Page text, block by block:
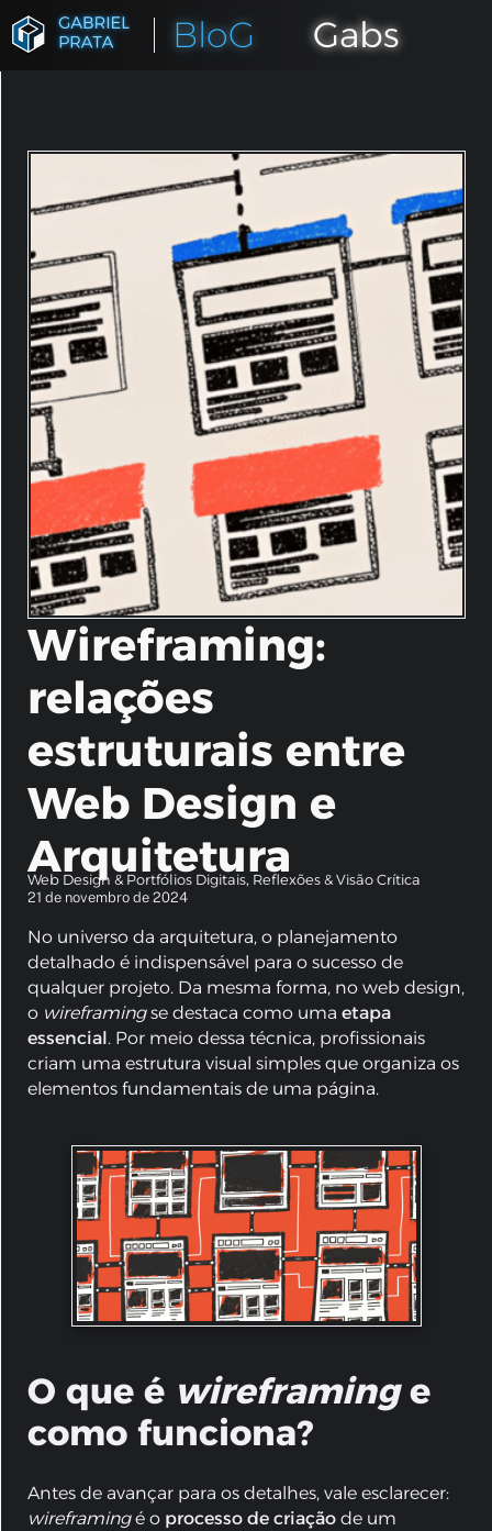
BloG Gabs
Web Design & Portfólios Digitais, Reflexões & Visão Crítica
21 de novembro de 2024
Wireframing:
relações
estruturais entre
Web Design e
Arquitetura
No universo da arquitetura, o planejamento
detalhado é indispensável para o sucesso de
qualquer projeto. Da mesma forma, no web design,
o wireframingse destaca como uma etapa
essencial. Por meio dessa técnica, profissionais
criam uma estrutura visual simples que organiza os
elementos fundamentais de uma página.
O que é wireframinge
como funciona?
Antes de avançar para os detalhes, vale esclarecer:
wireframingé o processo de criação de um